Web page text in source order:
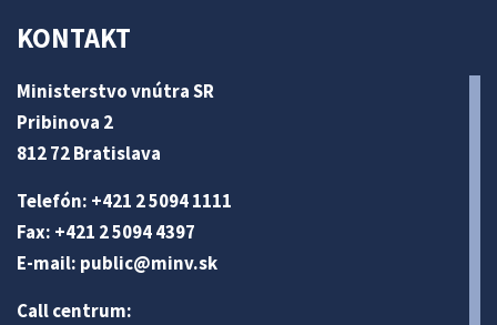
KONTAKT
Ministerstvo vnútra SR
Pribinova 2
812 72 Bratislava
Telefón: +421 2 5094 1111
Fax: +421 2 5094 4397
E-mail: public@minv.sk
Call centrum: